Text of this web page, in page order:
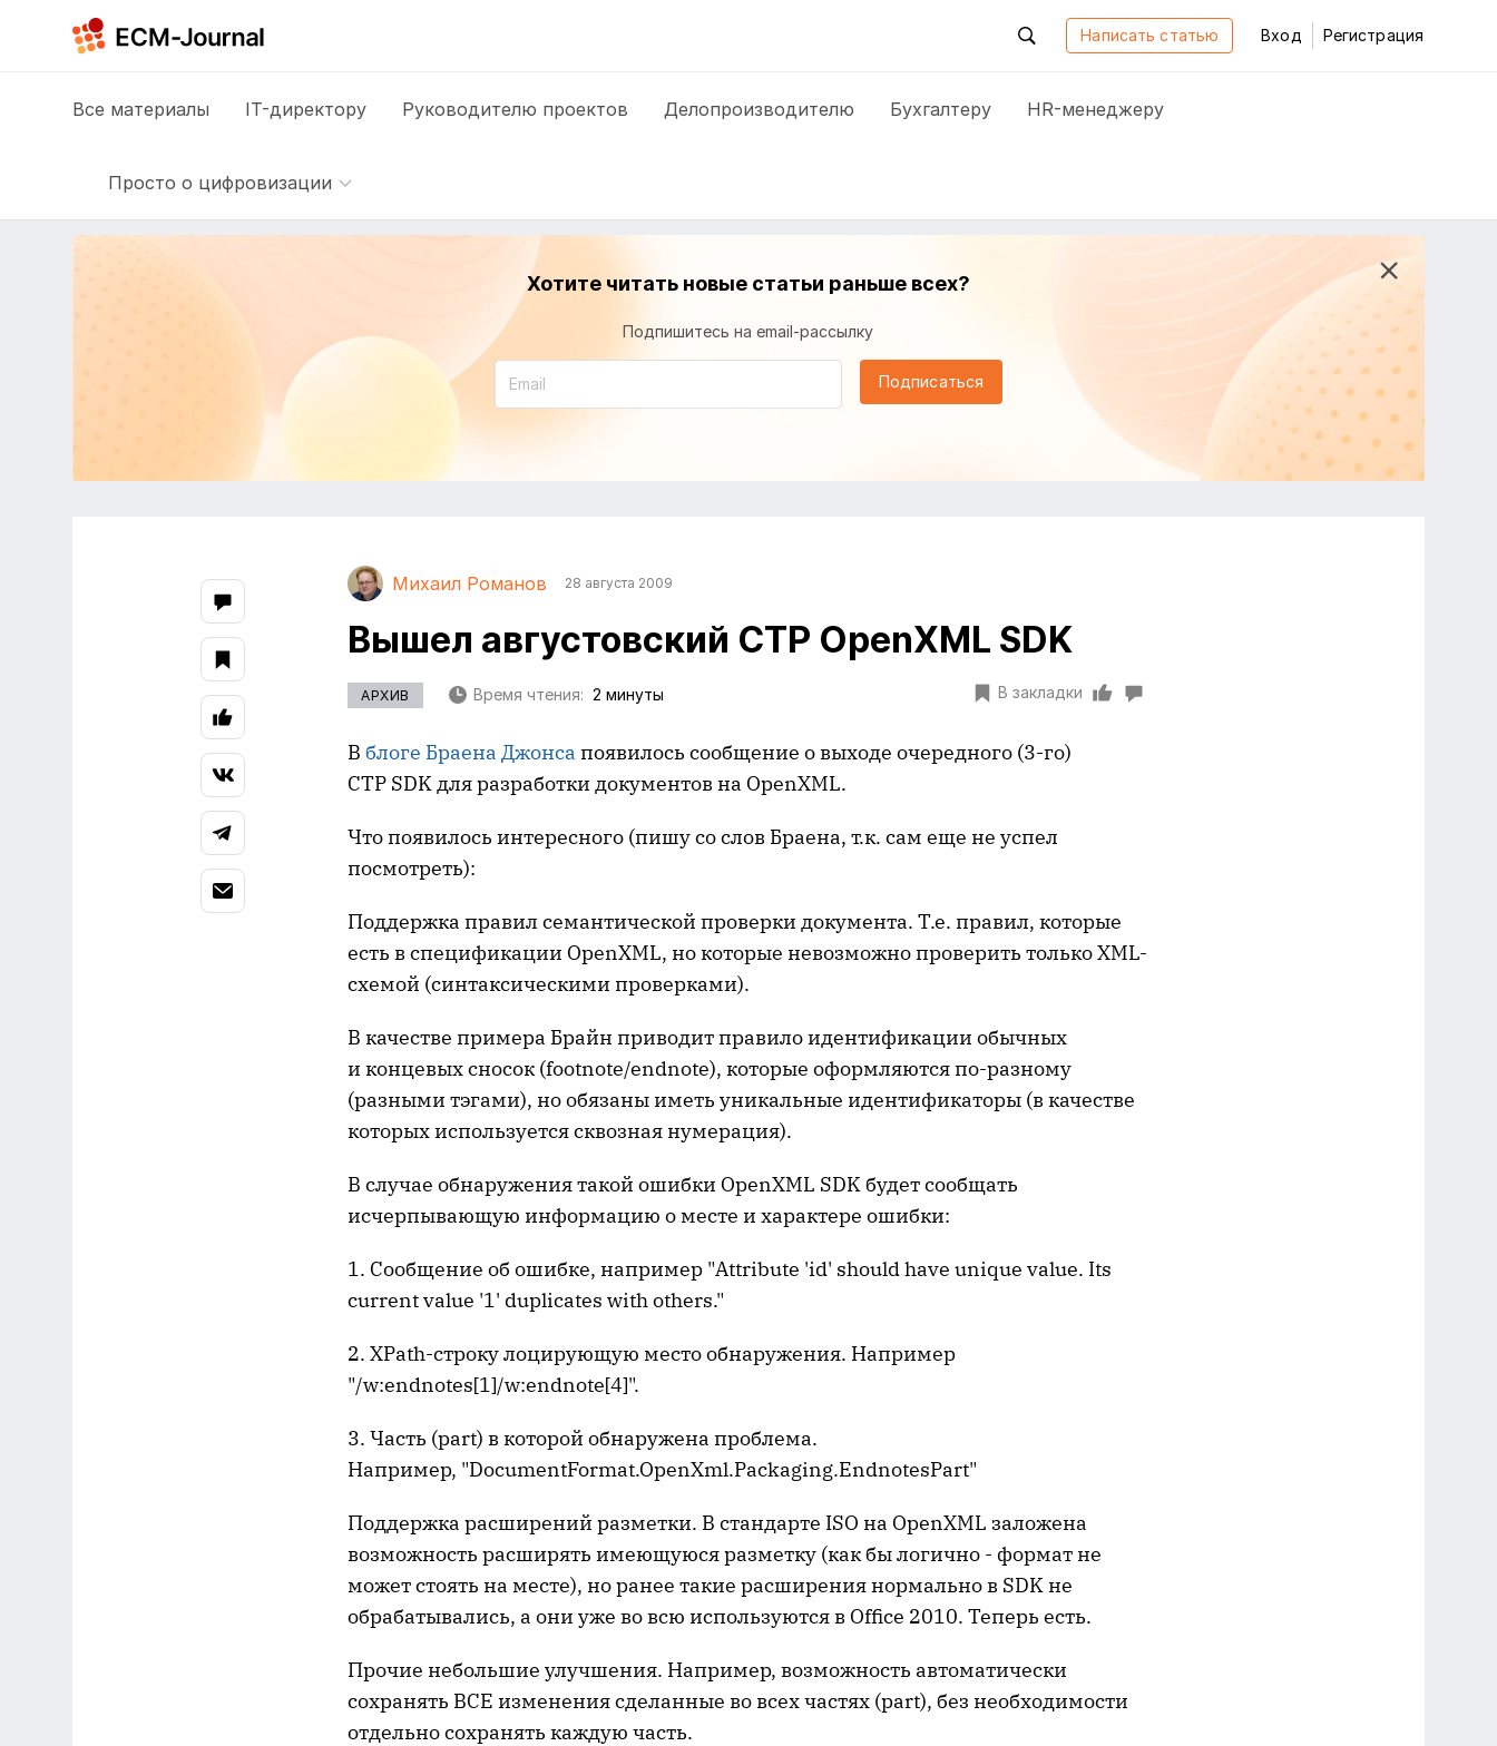
Написать статью Вход Регистрация
Все материалы IT-директору Руководителю проектов Делопроизводителю Бухгалтеру HR-менеджеру
Просто о цифровизации
Хотите читать новые статьи раньше всех?
Подпишитесь на email-рассылку
Подписаться
Михаил Романов 28 августа 2009
Вышел августовский CTP OpenXML SDK
АРХИВ Время чтения: 2 минуты В закладки
В блоге Браена Джонса появилось сообщение о выходе очередного (3-го)
CTP SDK для разработки документов на OpenXML.
Что появилось интересного (пишу со слов Браена, т.к. сам еще не успел
посмотреть):
Поддержка правил семантической проверки документа. Т.е. правил, которые
есть в спецификации OpenXML, но которые невозможно проверить только XML-
схемой (синтаксическими проверками).
В качестве примера Брайн приводит правило идентификации обычных
и концевых сносок (footnote/endnote), которые оформляются по-разному
(разными тэгами), но обязаны иметь уникальные идентификаторы (в качестве
которых используется сквозная нумерация).
В случае обнаружения такой ошибки OpenXML SDK будет сообщать
исчерпывающую информацию о месте и характере ошибки:
1. Сообщение об ошибке, например "Attribute 'id' should have unique value. Its
current value '1' duplicates with others."
2. XPath-строку лоцирующую место обнаружения. Например
"/w:endnotes[1]/w:endnote[4]".
3. Часть (part) в которой обнаружена проблема.
Например, "DocumentFormat.OpenXml.Packaging.EndnotesPart"
Поддержка расширений разметки. В стандарте ISO на OpenXML заложена
возможность расширять имеющуюся разметку (как бы логично - формат не
может стоять на месте), но ранее такие расширения нормально в SDK не
обрабатывались, а они уже во всю используются в Office 2010. Теперь есть.
Прочие небольшие улучшения. Например, возможность автоматически
сохранять ВСЕ изменения сделанные во всех частях (part), без необходимости
отдельно сохранять каждую часть.